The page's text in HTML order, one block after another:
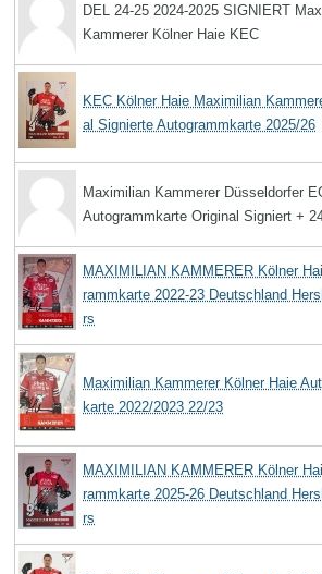
DEL 24-25 2024-2025 SIGNIERT
Kammerer Kölner Haie KEC
KEC Kölner Haie Maximilian
al Signierte Autogrammkarte 2025/26
Maximilian Kammerer Düsseldorfer
Autogrammkarte Original Signiert +
MAXIMILIAN KAMMERER Kölner
rammkarte 2022-23 Deutschland
rs
Maximilian Kammerer Kölner Haie
karte 2022/2023 22/23
MAXIMILIAN KAMMERER Kölner
rammkarte 2025-26 Deutschland
rs